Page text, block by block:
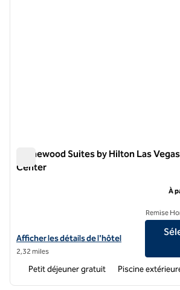
Homewood Suites by Hilton Las
Center
Afficher les détails de l'hôtel Homewood
Afficher les détails de l'hôtel
2,32 miles
À
Remise
Petit déjeuner gratuit Piscine